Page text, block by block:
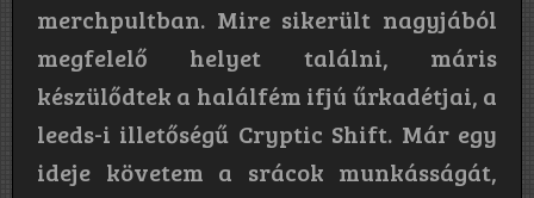
merchpultban. Mire sikerült nagyjából
megfelelő helyet találni, máris
készülődtek a halálfém ifjú űrkadétjai, a
leeds-i illetőségű Cryptic Shift. Már egy
ideje követem a srácok munkásságát,